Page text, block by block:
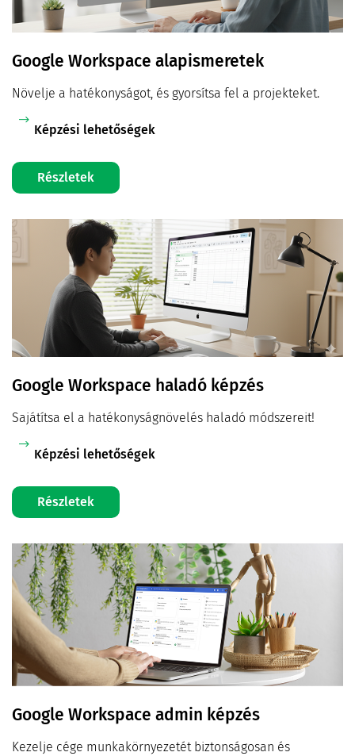
Google Workspace alapismeretek
Növelje a hatékonyságot, és gyorsítsa fel a projekteket.
Képzési lehetőségek
Részletek
Google Workspace haladó képzés
Sajátítsa el a hatékonyságnövelés haladó módszereit!
Képzési lehetőségek
Részletek
Google Workspace admin képzés
Kezelje cége munkakörnyezetét biztonságosan és